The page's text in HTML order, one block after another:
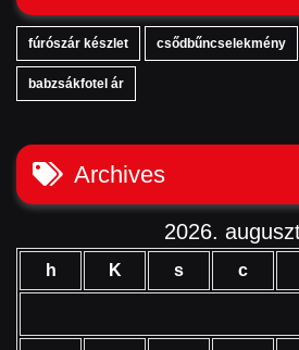
fúrószár készlet csődbűncselekmény
babzsákfotel ár
Archives
2026.
h K s c